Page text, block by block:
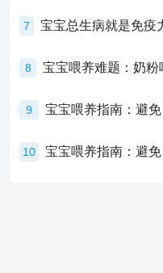
7
8
9 宝宝喂养指南：避
10 宝宝喂养指南：避